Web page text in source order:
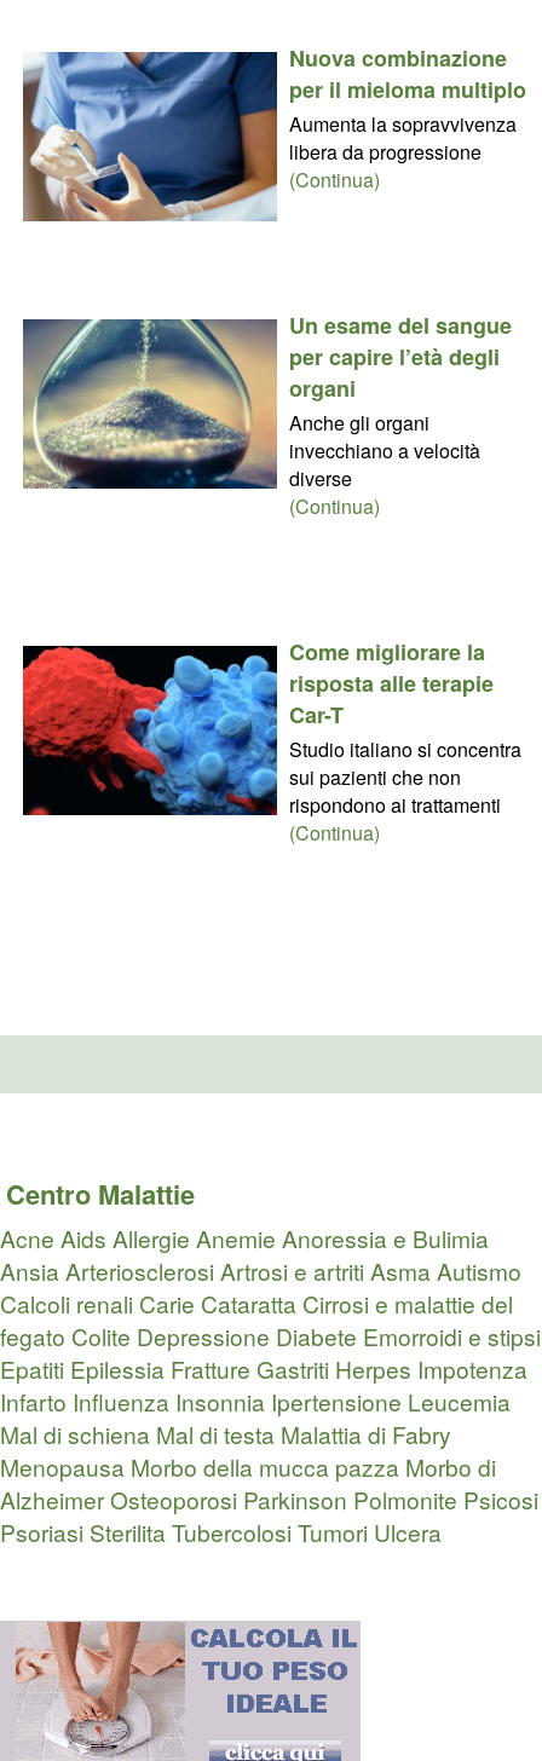
Nuova combinazione
per il mieloma multiplo
Aumenta la sopravvivenza
libera da progressione
(Continua)
Un esame del sangue
per capire l’età degli
organi
Anche gli organi
invecchiano a velocità
diverse
(Continua)
Come migliorare la
risposta alle terapie
Car-T
Studio italiano si concentra
sui pazienti che non
rispondono ai trattamenti
(Continua)
Centro Malattie
Acne Aids Allergie Anemie Anoressia e Bulimia
AnsiaArteriosclerosiArtrosi e artritiAsmaAutismo
Calcoli renali Carie Cataratta Cirrosi e malattie del
fegato Colite Depressione Diabete Emorroidi e stipsi
Epatiti Epilessia Fratture Gastriti Herpes Impotenza
Infarto Influenza Insonnia Ipertensione Leucemia
Mal di schiena Mal di testa Malattia di Fabry
Menopausa Morbo della mucca pazza Morbo di
AlzheimerOsteoporosi Parkinson Polmonite Psicosi
Psoriasi SterilitaTubercolosiTumori Ulcera